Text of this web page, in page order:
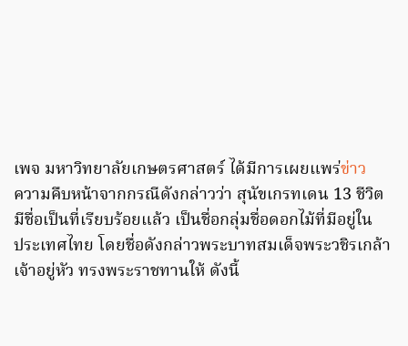
เพจ มหาวิทยาลัยเกษตรศาสตร์ ได้มีการเผยแพร่ข่าว
ความคืบหน้าจากกรณีดังกล่าวว่า สุนัขเกรทเดน 13 ชีวิต
มีชื่อเป็นที่เรียบร้อยแล้ว เป็นชื่อกลุ่มชื่อดอกไม้ที่มีอยู่ใน
ประเทศไทย โดยชื่อดังกล่าวพระบาทสมเด็จพระวชิรเกล้า
เจ้าอยู่หัว ทรงพระราชทานให้ ดังนี้